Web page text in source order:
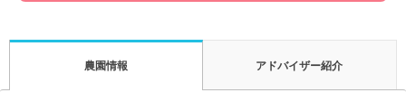
農園情報 アドバイザー紹介